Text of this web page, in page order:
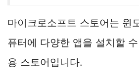
마이크로소프트 스토어는 윈
퓨터에 다양한 앱을 설치할
용 스토어입니다.